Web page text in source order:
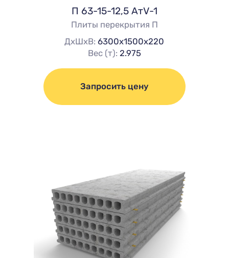
П 63-15-12,5 АтV-1
Плиты перекрытия П
ДхШхВ:6300х1500х220
Вес (т): 2.975
Запросить цену